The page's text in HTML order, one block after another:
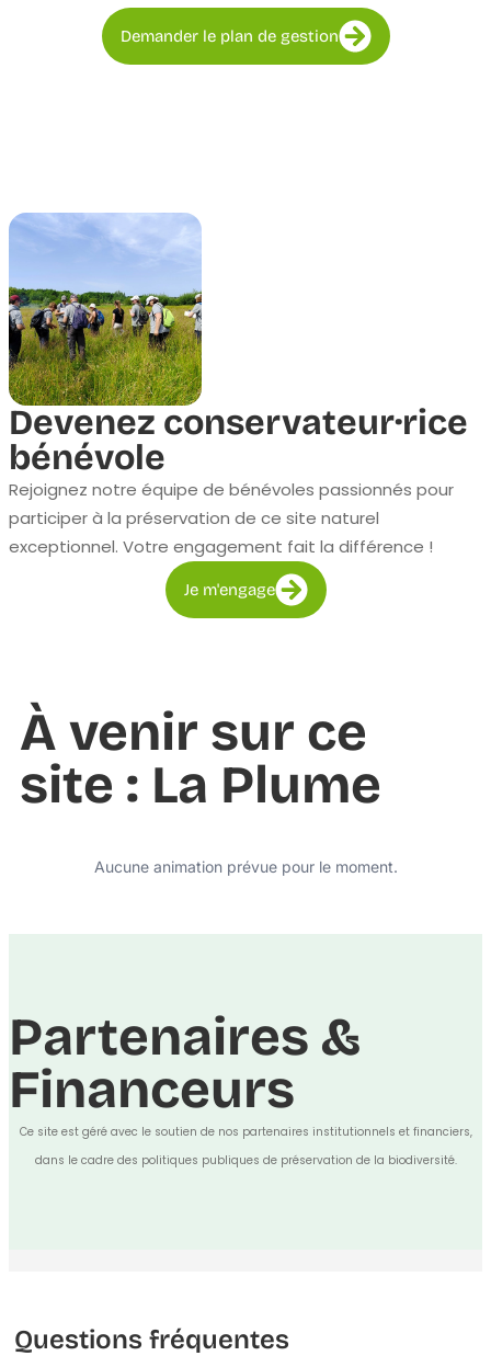
Demander le plan de gestion
Devenez conservateur·rice
bénévole
Rejoignez notre équipe de bénévoles passionnés pour
participer à la préservation de ce site naturel
exceptionnel. Votre engagement fait la différence !
Je m'engage
À venir sur ce
site : La Plume
Aucune animation prévue pour le moment.
Partenaires &
Financeurs
Ce site est géré avec le soutien de nos partenaires institutionnels et financiers,
dans le cadre des politiques publiques de préservation de la biodiversité.
Questions fréquentes